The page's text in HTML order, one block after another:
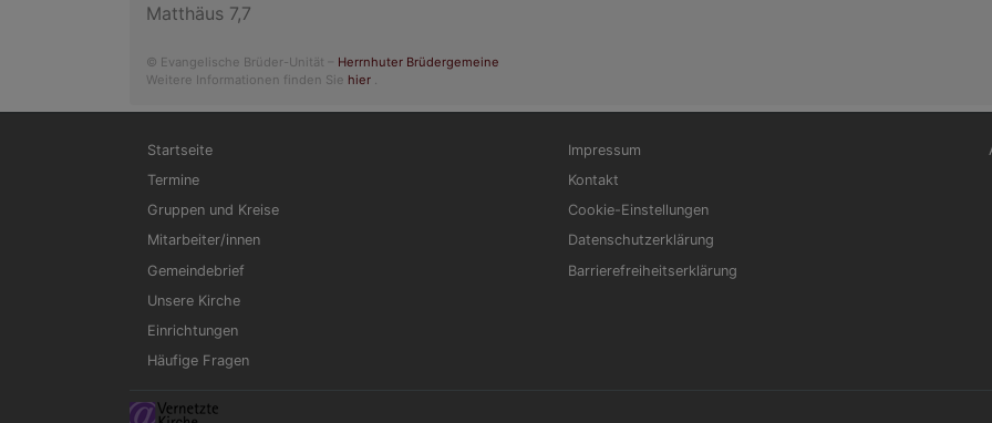
Matthäus 7,7
© Evangelische Brüder-Unität – Herrnhuter Brüdergemeine
Weitere Informationen finden Sie hier
Hauptnavigation
Startseite
Termine
Gruppen und Kreise
Mitarbeiter/innen
Gemeindebrief
Unsere Kirche
Einrichtungen
Häufige Fragen
Fußbereichsmenü
Impressum
Kontakt
Cookie-Einstellungen
Datenschutzerklärung
Barrierefreiheitserklärung